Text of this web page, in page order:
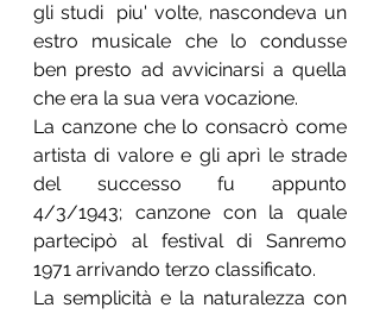
gli studi  piu' volte, nascondeva un
estro musicale che lo condusse
ben presto ad avvicinarsi a quella
che era la sua vera vocazione.
La canzone che lo consacrò come
artista di valore e gli aprì le strade
del successo fu appunto
4/3/1943; canzone con la quale
partecipò al festival di Sanremo
1971 arrivando terzo classificato.
La semplicità e la naturalezza con